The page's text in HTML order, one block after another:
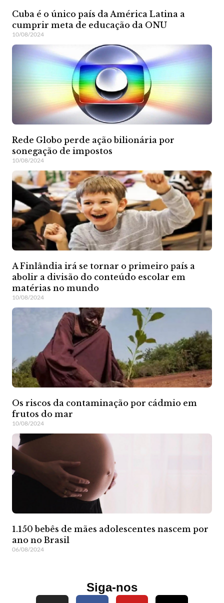
Cuba é o único país da América Latina a
cumprir meta de educação da ONU
10/08/2024
Rede Globo perde ação bilionária por
sonegação de impostos
10/08/2024
A Finlândia irá se tornar o primeiro país a
abolir a divisão do conteúdo escolar em
matérias no mundo
10/08/2024
Os riscos da contaminação por cádmio em
frutos do mar
10/08/2024
1.150 bebês de mães adolescentes nascem por
ano no Brasil
06/08/2024
Siga-nos